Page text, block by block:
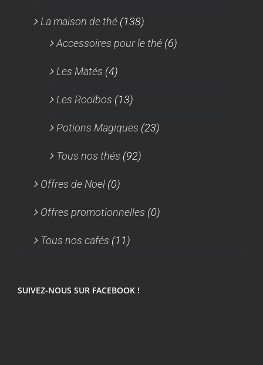
La maison de thé (138)
Accessoires pour le thé (6)
Les Matés (4)
Les Rooïbos (13)
Potions Magiques (23)
Tous nos thés (92)
Offres de Noel (0)
Offres promotionnelles (0)
Tous nos cafés (11)
SUIVEZ-NOUS SUR FACEBOOK !